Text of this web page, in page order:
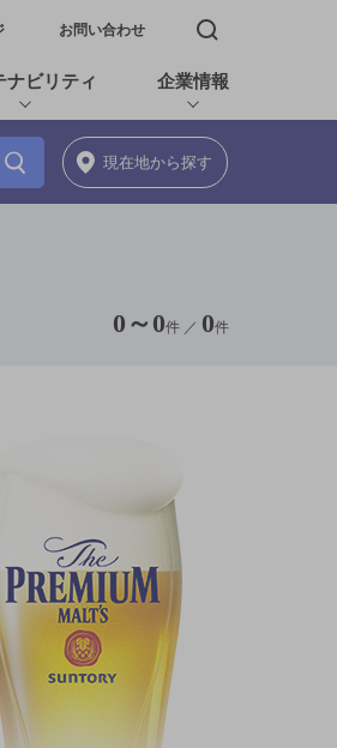
く お問い合わせ 検索窓を開く
ナビリティ 企業情報
現在地から探す
0 ～ 0件 ／ 0件